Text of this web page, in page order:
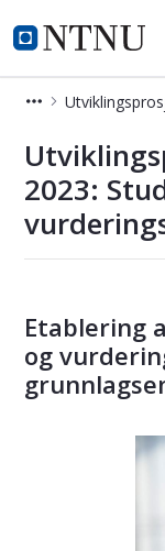
NTNU Hjemmeside
NTNU
2023:
Etablering
og